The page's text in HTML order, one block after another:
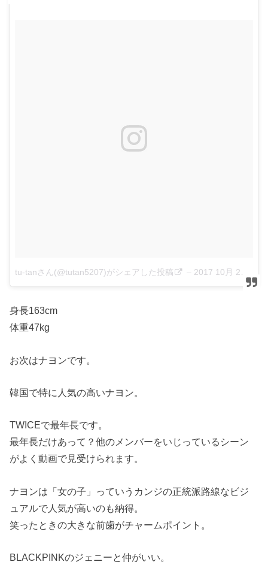
tu-tanさん(@tutan5207)がシェアした投稿 – 2017 10月 22 2:40午前 PDT
身長163cm
体重47kg
お次はナヨンです。
韓国で特に人気の高いナヨン。
TWICEで最年長です。
最年長だけあって？他のメンバーをいじっているシーン
がよく動画で見受けられます。
ナヨンは「女の子」っていうカンジの正統派路線なビジ
ュアルで人気が高いのも納得。
笑ったときの大きな前歯がチャームポイント。
BLACKPINKのジェニーと仲がいい。